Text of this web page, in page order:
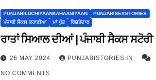
PUNJABILUCHIYAANKAHAANIYAAN
PUNJABISEXSTORIES
ਪੰਜਾਬੀ ਸੈਕਸ ਕਹਾਣੀਆ
ਮਾਂ ਪੁੱਤ ਰਿਸ਼ਤੇਦਾਰ
ਰਾਤਾਂ ਸਿਆਲ ਦੀਆਂ | ਪੰਜਾਬੀ ਸੈਕਸ ਸਟੋਰੀ
26 MAY 2024 PUNJABISTORIES.IN
NO COMMENTS